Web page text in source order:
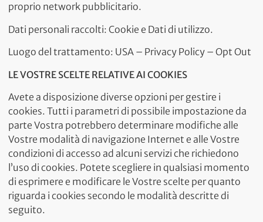
proprio network pubblicitario.
Dati personali raccolti: Cookie e Dati di utilizzo.
Luogo del trattamento: USA – Privacy Policy – Opt Out
LE VOSTRE SCELTE RELATIVE AI COOKIES
Avete a disposizione diverse opzioni per gestire i
cookies. Tutti i parametri di possibile impostazione da
parte Vostra potrebbero determinare modifiche alle
Vostre modalità di navigazione Internet e alle Vostre
condizioni di accesso ad alcuni servizi che richiedono
l’uso di cookies. Potete scegliere in qualsiasi momento
di esprimere e modificare le Vostre scelte per quanto
riguarda i cookies secondo le modalità descritte di
seguito.